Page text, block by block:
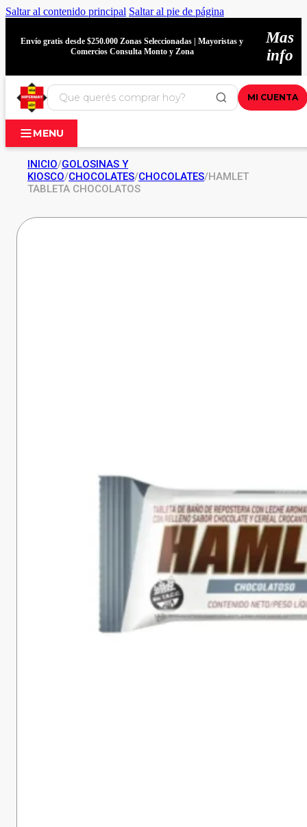
Saltar al contenido principal Saltar al pie de página
Envío gratis desde $250.000 Zonas Seleccionadas | Mayoristas y
Comercios Consulta Monto y Zona
Mas
info
MI CUENTA
MENU
INICIO/GOLOSINAS Y
KIOSCO/CHOCOLATES/CHOCOLATES/HAMLET
TABLETA CHOCOLATOS